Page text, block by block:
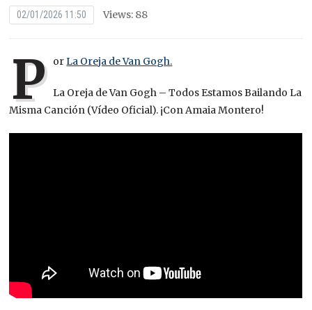
02/01/2026 11:50 Views: 88
P orLa Oreja de Van Gogh.
La Oreja de Van Gogh – Todos Estamos Bailando La
Misma Canción (Vídeo Oficial). ¡Con Amaia Montero!